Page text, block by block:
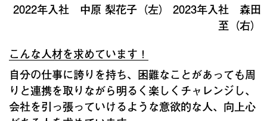
2022年入社 中原 梨花子（左） 2023年入社 森田
至（右）
こんな人材を求めています！
自分の仕事に誇りを持ち、困難なことがあっても周
りと連携を取りながら明るく楽しくチャレンジし、
会社を引っ張っていけるような意欲的な人、向上心